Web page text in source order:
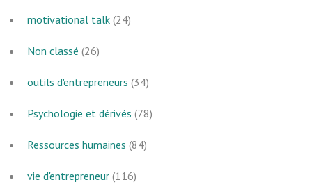
motivational talk (24)
Non classé (26)
outils d'entrepreneurs (34)
Psychologie et dérivés (78)
Ressources humaines (84)
vie d'entrepreneur (116)